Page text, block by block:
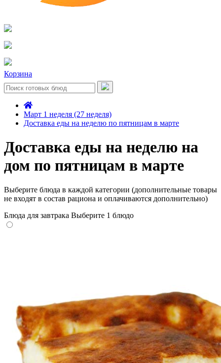
Корзина
Март 1 неделя (27 неделя)
Доставка еды на неделю по пятницам в марте
Доставка еды на неделю на
дом по пятницам в марте
Выберите блюда в каждой категории (дополнительные товары
не входят в состав рациона и оплачиваются дополнительно)
Блюда для завтрака Выберите 1 блюдо